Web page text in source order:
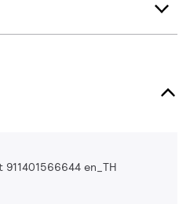
en_TH